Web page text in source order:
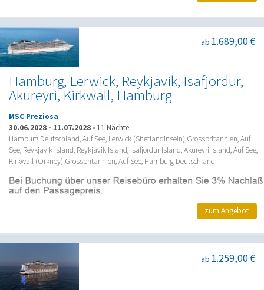
Hamburg, Lerwick, Reykjavik, Isafjordur,
Akureyri, Kirkwall, Hamburg
ab 1.689,00 €
MSC Preziosa
30.06.2028 - 11.07.2028 • 11 Nächte
Hamburg Deutschland, Auf See, Lerwick (Shetlandinseln) Grossbritannien, Auf
See, Reykjavik Island, Reykjavik Island, Isafjordur Island, Akureyri Island, Auf See,
Kirkwall (Orkney) Grossbritannien, Auf See, Hamburg Deutschland
zum Angebot
ab 1.259,00 €